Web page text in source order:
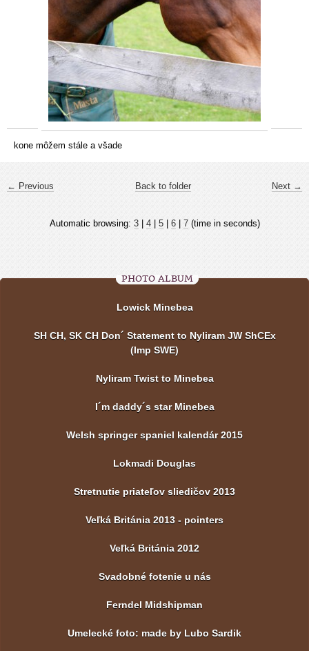
kone môžem stále a všade
← Previous Next →
Back to folder
Automatic browsing: 3| 4| 5| 6| 7(time in seconds)
PHOTO ALBUM
Lowick Minebea
SH CH, SK CH Don´ Statement to Nyliram JW ShCEx
(Imp SWE)
Nyliram Twist to Minebea
I´m daddy´s star Minebea
Welsh springer spaniel kalendár 2015
Lokmadi Douglas
Stretnutie priateľov sliedičov 2013
Veľká Británia 2013 - pointers
Veľká Británia 2012
Svadobné fotenie u nás
Ferndel Midshipman
Umelecké foto: made by Lubo Sardik